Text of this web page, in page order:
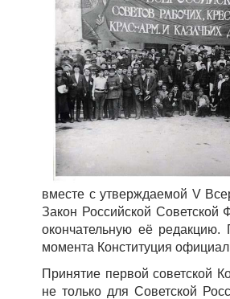
вместе с утверждаемой V
Закон Российской Советской
окончательную её
момента Конституция
Принятие первой советской
не только для Советской